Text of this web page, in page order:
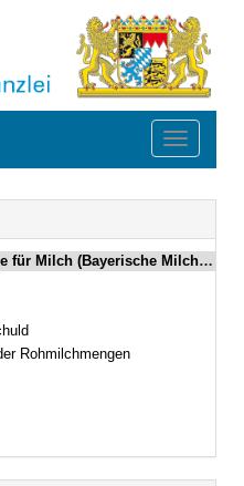
Toggle
Vom 17. Oktober 2007 (GVBl. S. 727) BayRS 7842-6-L (§§ 1–6)
Rohmilchmengen